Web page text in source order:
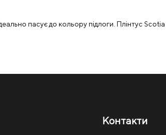
пасує до кольору підлоги. Плінтус
Контакти